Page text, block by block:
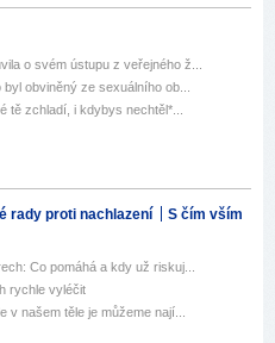
o svém ústupu z veřejného ž...
obviněný ze sexuálního ob...
tě zchladí, i kdybys nechtěl*...
rady proti nachlazení
S čím vším
Co pomáhá a kdy už riskuj...
rychle vyléčit
v našem těle je můžeme nají...